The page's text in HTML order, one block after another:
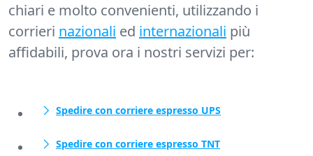
chiari e molto convenienti, utilizzando i
corrieri nazionali ed internazionali più
affidabili, prova ora i nostri servizi per:
Spedire con corriere espresso UPS
Spedire con corriere espresso TNT